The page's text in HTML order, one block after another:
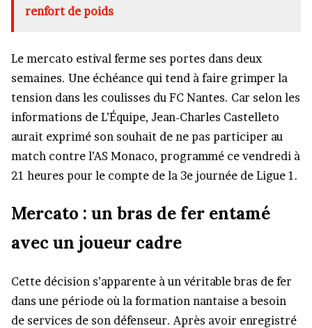
renfort de poids
Le mercato estival ferme ses portes dans deux
semaines. Une échéance qui tend à faire grimper la
tension dans les coulisses du FC Nantes. Car selon les
informations de L’Équipe, Jean-Charles Castelleto
aurait exprimé son souhait de ne pas participer au
match contre l’AS Monaco, programmé ce vendredi à
21 heures pour le compte de la 3e journée de Ligue 1.
Mercato : un bras de fer entamé
avec un joueur cadre
Cette décision s’apparente à un véritable bras de fer
dans une période où la formation nantaise a besoin
de services de son défenseur. Après avoir enregistré